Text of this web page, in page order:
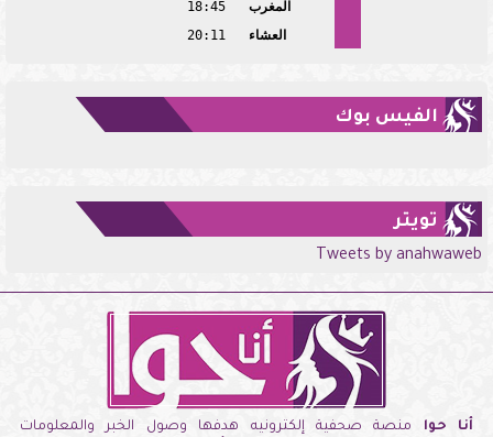
المغرب
18:45
العشاء
20:11
الفيس بوك
تويتر
Tweets by anahwaweb
أنا حوا منصة صحفية إلكترونيه هدفها وصول الخبر والمعلومات